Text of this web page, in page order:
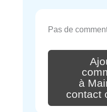
Pas de
à
contact